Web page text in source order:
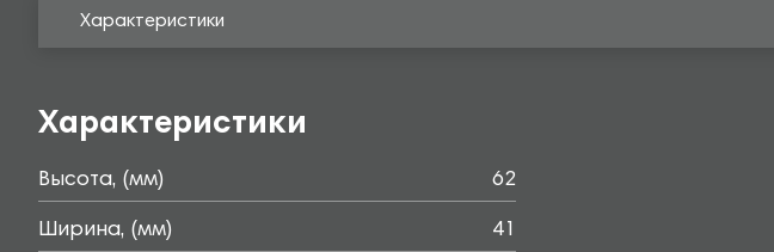
Характеристики
Характеристики
Высота, (мм) 62
Ширина, (мм) 41